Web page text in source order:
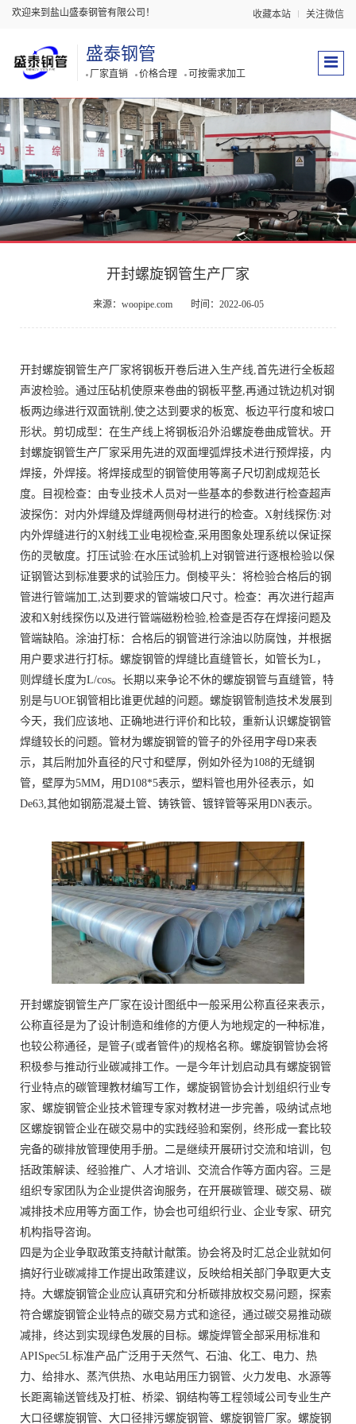
欢迎来到盐山盛泰钢管有限公司！ 收藏本站 关注微信
盛泰钢管
厂家直销 价格合理 可按需求加工
开封螺旋钢管生产厂家
来源：woopipe.com 时间：2022-06-05
开封螺旋钢管生产厂家将钢板开卷后进入生产线,首先进行全板超
声波检验。通过压砧机使原来卷曲的钢板平整,再通过铣边机对钢
板两边缘进行双面铣削,使之达到要求的板宽、板边平行度和坡口
形状。剪切成型：在生产线上将钢板沿外沿螺旋卷曲成管状。开
封螺旋钢管生产厂家采用先进的双面埋弧焊技术进行预焊接，内
焊接，外焊接。将焊接成型的钢管使用等离子尺切割成规范长
度。目视检查：由专业技术人员对一些基本的参数进行检查超声
波探伤：对内外焊缝及焊缝两侧母材进行的检查。X射线探伤:对
内外焊缝进行的X射线工业电视检查,采用图象处理系统以保证探
伤的灵敏度。打压试验:在水压试验机上对钢管进行逐根检验以保
证钢管达到标准要求的试验压力。倒棱平头：将检验合格后的钢
管进行管端加工,达到要求的管端坡口尺寸。检查：再次进行超声
波和X射线探伤以及进行管端磁粉检验,检查是否存在焊接问题及
管端缺陷。涂油打标：合格后的钢管进行涂油以防腐蚀，并根据
用户要求进行打标。螺旋钢管的焊缝比直缝管长，如管长为L，
则焊缝长度为L/cos。长期以来争论不休的螺旋钢管与直缝管，特
别是与UOE钢管相比谁更优越的问题。螺旋钢管制造技术发展到
今天，我们应该地、正确地进行评价和比较，重新认识螺旋钢管
焊缝较长的问题。管材为螺旋钢管的管子的外径用字母D来表
示，其后附加外直径的尺寸和壁厚，例如外径为108的无缝钢
管，壁厚为5MM，用D108*5表示，塑料管也用外径表示，如
De63,其他如钢筋混凝土管、铸铁管、镀锌管等采用DN表示。
开封螺旋钢管生产厂家在设计图纸中一般采用公称直径来表示，
公称直径是为了设计制造和维修的方便人为地规定的一种标准，
也较公称通径，是管子(或者管件)的规格名称。螺旋钢管协会将
积极参与推动行业碳减排工作。一是今年计划启动具有螺旋钢管
行业特点的碳管理教材编写工作，螺旋钢管协会计划组织行业专
家、螺旋钢管企业技术管理专家对教材进一步完善，吸纳试点地
区螺旋钢管企业在碳交易中的实践经验和案例，终形成一套比较
完备的碳排放管理使用手册。二是继续开展研讨交流和培训，包
括政策解读、经验推广、人才培训、交流合作等方面内容。三是
组织专家团队为企业提供咨询服务，在开展碳管理、碳交易、碳
减排技术应用等方面工作，协会也可组织行业、企业专家、研究
机构指导咨询。
四是为企业争取政策支持献计献策。协会将及时汇总企业就如何
搞好行业碳减排工作提出政策建议，反映给相关部门争取更大支
持。大螺旋钢管企业应认真研究和分析碳排放权交易问题，探索
符合螺旋钢管企业特点的碳交易方式和途径，通过碳交易推动碳
减排，终达到实现绿色发展的目标。螺旋焊管全部采用标准和
APISpec5L标准产品广泛用于天然气、石油、化工、电力、热
力、给排水、蒸汽供热、水电站用压力钢管、火力发电、水源等
长距离输送管线及打桩、桥梁、钢结构等工程领域公司专业生产
大口径螺旋钢管、大口径排污螺旋钢管、螺旋钢管厂家。螺旋钢